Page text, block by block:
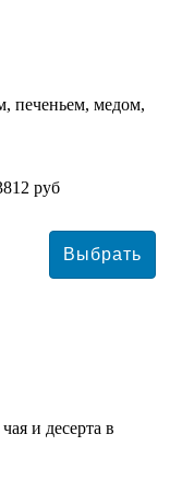
печеньем, медом,
руб
и десерта в